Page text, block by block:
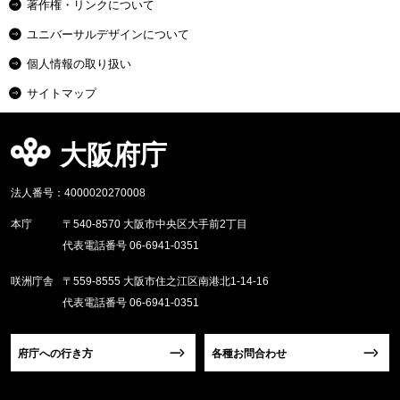
著作権・リンクについて
ユニバーサルデザインについて
個人情報の取り扱い
サイトマップ
大阪府庁
法人番号：4000020270008
本庁
〒540-8570 大阪市中央区大手前2丁目
代表電話番号 06-6941-0351
咲洲庁舎
〒559-8555 大阪市住之江区南港北1-14-16
代表電話番号 06-6941-0351
府庁への行き方 各種お問合わせ